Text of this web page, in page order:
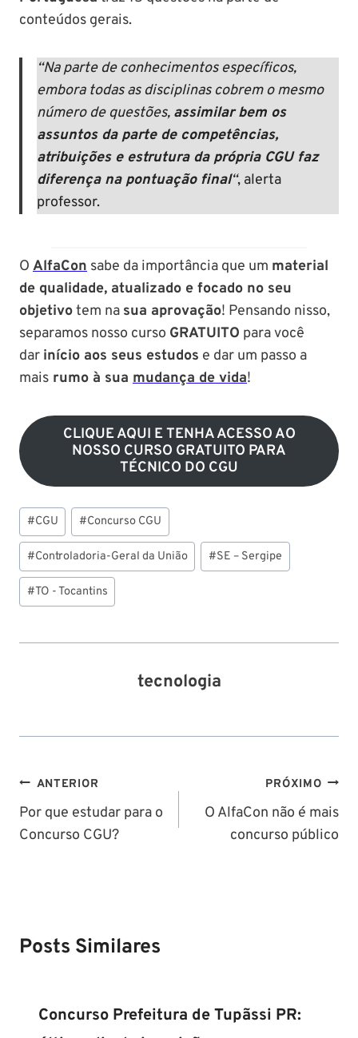
conteúdos gerais.
“Na parte de conhecimentos específicos,
embora todas as disciplinas cobrem o mesmo
número de questões, assimilar bem os
assuntos da parte de competências,
atribuições e estrutura da própria CGU faz
diferença na pontuação final“, alerta
professor.
O AlfaCon sabe da importância que um material
de qualidade, atualizado e focado no seu
objetivotem na sua aprovação! Pensando nisso,
separamos nosso curso GRATUITO para você
dar início aos seus estudos e dar um passo a
mais rumo à sua mudança de vida!
CLIQUE AQUI E TENHA ACESSO AO
NOSSO CURSO GRATUITO PARA
TÉCNICO DO CGU
Tags
do
Post:
#CGU #Concurso CGU
#Controladoria-Geral da União #SE – Sergipe
#TO - Tocantins
tecnologia
Navegação
de
Post
ANTERIOR
Por que estudar para o
Concurso CGU?
PRÓXIMO
O AlfaCon não é mais
concurso público
Posts Similares
Concurso Prefeitura de Tupãssi PR: